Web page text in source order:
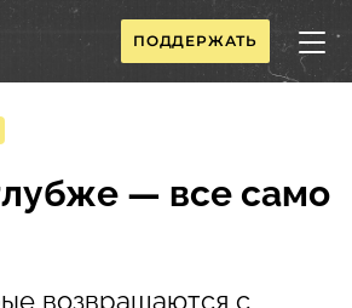
ПОДДЕРЖАТЬ
— все само
возвращаются с